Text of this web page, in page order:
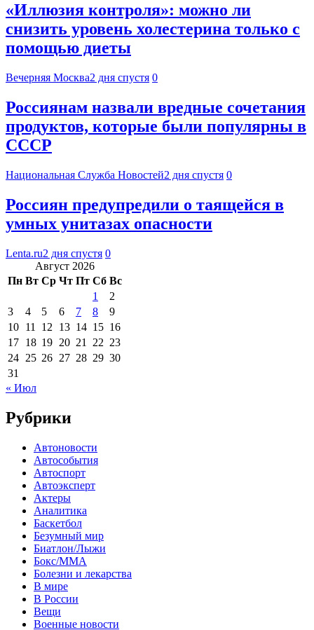
«Иллюзия контроля»: можно ли
снизить уровень холестерина только с
помощью диеты
Вечерняя Москва2 дня спустя 0
Россиянам назвали вредные сочетания
продуктов, которые были популярны в
СССР
Национальная Служба Новостей2 дня спустя 0
Россиян предупредили о таящейся в
умных унитазах опасности
Lenta.ru2 дня спустя 0
Август 2026
Пн Вт Ср Чт Пт Сб Вс
1
2
3
4 5 6 7 8
9
10 11 12 13 14 15 16
17 18 19 20 21 22 23
24 25 26 27 28 29 30
31
« Июл
Рубрики
Автоновости
Автособытия
Автоспорт
Автоэксперт
Актеры
Аналитика
Баскетбол
Безумный мир
Биатлон/Лыжи
Бокс/MMA
Болезни и лекарства
В мире
В России
Вещи
Военные новости